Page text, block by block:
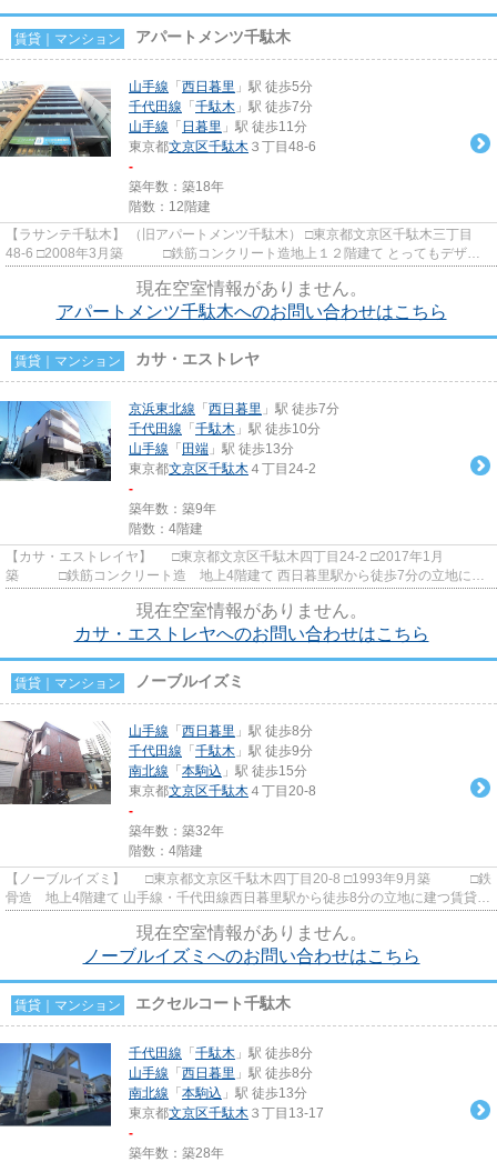
賃貸｜マンション アパートメンツ千駄木
山手線 「 西日暮里 」駅 徒歩5分
千代田線 「 千駄木 」駅 徒歩7分
山手線 「 日暮里 」駅 徒歩11分
東京都文京区千駄木 ３丁目48-6
-
築年数：築18年
階数：12階建
【ラサンテ千駄木】 （旧アパートメンツ千駄木） □東京都文京区千駄木三丁目
48-6 □2008年3月築 □鉄筋コンクリート造地上１２階建て とってもデザイ
現在空室情報がありません。
アパートメンツ千駄木へのお問い合わせはこちら
賃貸｜マンション カサ・エストレヤ
京浜東北線 「 西日暮里 」駅 徒歩7分
千代田線 「 千駄木 」駅 徒歩10分
山手線 「 田端 」駅 徒歩13分
東京都文京区千駄木 ４丁目24-2
-
築年数：築9年
階数：4階建
【カサ・エストレイヤ】 □東京都文京区千駄木四丁目24-2 □2017年1月
築 □鉄筋コンクリート造 地上4階建て 西日暮里駅から徒歩7分の立地に建
現在空室情報がありません。
カサ・エストレヤへのお問い合わせはこちら
賃貸｜マンション ノーブルイズミ
山手線 「 西日暮里 」駅 徒歩8分
千代田線 「 千駄木 」駅 徒歩9分
南北線 「 本駒込 」駅 徒歩15分
東京都文京区千駄木 ４丁目20-8
-
築年数：築32年
階数：4階建
【ノーブルイズミ】 □東京都文京区千駄木四丁目20-8 □1993年9月築 □鉄
骨造 地上4階建て 山手線・千代田線西日暮里駅から徒歩8分の立地に建つ賃貸マ
現在空室情報がありません。
ノーブルイズミへのお問い合わせはこちら
賃貸｜マンション エクセルコート千駄木
千代田線 「 千駄木 」駅 徒歩8分
山手線 「 西日暮里 」駅 徒歩8分
南北線 「 本駒込 」駅 徒歩13分
東京都文京区千駄木 ３丁目13-17
-
築年数：築28年